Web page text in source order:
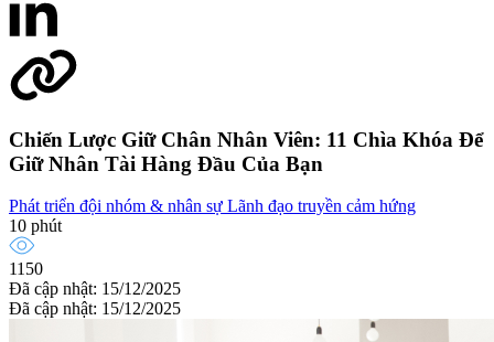
Chiến Lược Giữ Chân Nhân Viên: 11 Chìa Khóa Để
Giữ Nhân Tài Hàng Đầu Của Bạn
Phát triển đội nhóm & nhân sự Lãnh đạo truyền cảm hứng
10 phút
1150
Đã cập nhật: 15/12/2025
Đã cập nhật: 15/12/2025